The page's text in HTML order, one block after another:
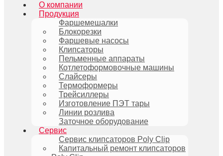
О компании
Продукция
Фаршемешалки
Блокорезки
Фаршевые насосы
Клипсаторы
Пельменные аппараты
Котлетоформовочные машины
Слайсеры
Термоформеры
Трейсиллеры
Изготовление ПЭТ тары
Линии розлива
Заточное оборудование
Сервис
Сервис клипсаторов Poly Clip
Капитальный ремонт клипсаторов